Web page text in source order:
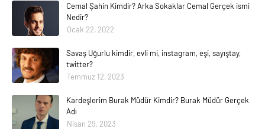
Cemal Şahin Kimdir? Arka Sokaklar Cemal Gerçek ismi
Nedir?
Ocak 22, 2022
Savaş Uğurlu kimdir, evli mi, instagram, eşi, sayıştay,
twitter?
Temmuz 12, 2023
Kardeşlerim Burak Müdür Kimdir? Burak Müdür Gerçek
Adı
Nisan 29, 2023